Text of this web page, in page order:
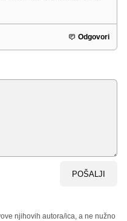
Odgovori
POŠALJI
njihovih autora/ica, a ne nužno